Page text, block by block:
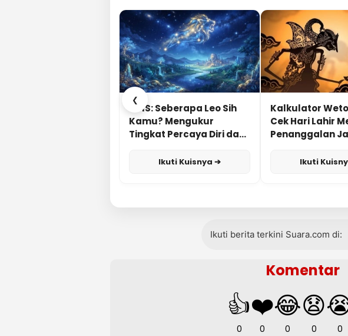
❮
KUIS: Seberapa Leo Sih
Kamu? Mengukur
Tingkat Percaya Diri dan
Ikuti Kuisnya ➔
Kalkulator
Cek Hari Lahir
Penanggalan
Ikuti
Ikuti berita terkini Suara.com di:
Komentar
👍
0
❤️
0
😂
0
😧
0 0